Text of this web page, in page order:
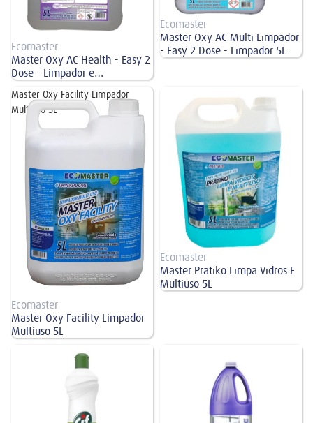
Ecomaster
Master Oxy AC Health - Easy 2
Dose - Limpador e
Ecomaster
Master Oxy AC Multi Limpador
- Easy 2 Dose - Limpador 5L
Master Oxy Facility Limpador
Multiuso 5L
Ecomaster
Master Oxy Facility Limpador
Multiuso 5L
Multiuso 5L
Ecomaster
Master Pratiko Limpa Vidros E
Multiuso 5L
Multiuso Limpador Antibacterial Cif